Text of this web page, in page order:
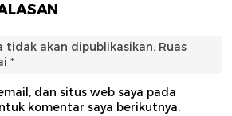
tidak akan dipublikasikan. Ruas
*
dan situs web saya pada
komentar saya berikutnya.